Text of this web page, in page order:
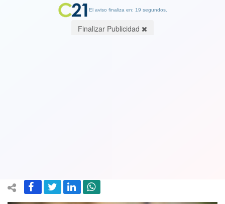
El aviso finaliza en: 19 segundos.
Finalizar Publicidad